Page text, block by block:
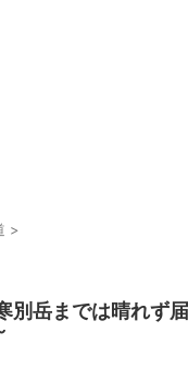
>
別岳までは晴れず